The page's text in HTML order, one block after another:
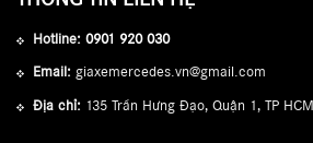
Hotline: 0901 920 030
Email: giaxemercedes.vn@gmail.com
Địa chỉ: 135 Trần Hưng Đạo, Quận 1, TP HCM